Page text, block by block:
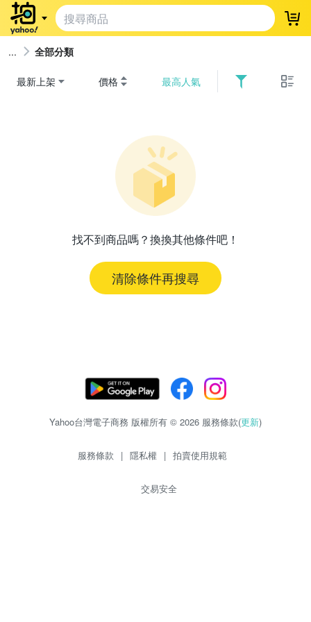
登
全部分類
最新上架 價格 最高人氣
找不到商品嗎？換換其他條件吧！
清除條件再搜尋
Yahoo台灣電子商務 版權所有 © 2026 服務條款(更新)
服務條款 | 隱私權 | 拍賣使用規範
交易安全